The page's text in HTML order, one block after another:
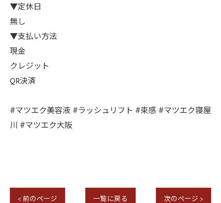
▼定休日
無し
▼支払い方法
現金
クレジット
QR決済
#マツエク美容液 #ラッシュリフト #束感 #マツエク寝屋
川 #マツエク大阪
< 前のページ 一覧に戻る 次のページ >